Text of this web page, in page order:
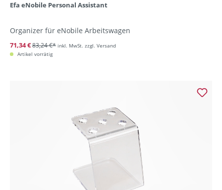
Efa eNobile Personal Assistant
Organizer für eNobile Arbeitswagen
71,34 €83,24 €* inkl. MwSt. zzgl. Versand
Artikel vorrätig